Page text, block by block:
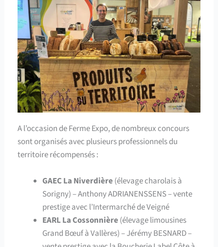
A l’occasion de Ferme Expo, de nombreux concours
sont organisés avec plusieurs professionnels du
territoire récompensés :
GAEC La Niverdière (élevage charolais à
Sorigny) – Anthony ADRIANENSSENS – vente
prestige avec l’Intermarché de Veigné
EARL La Cossonnière (élevage limousines
Grand Bœuf à Vallères) – Jérémy BESNARD –